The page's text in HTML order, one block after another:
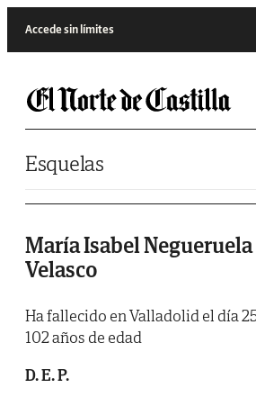
Accede sin límites
Esquelas
María Isabel
Velasco
Ha fallecido en Valladolid el día
102 años de edad
D. E. P.